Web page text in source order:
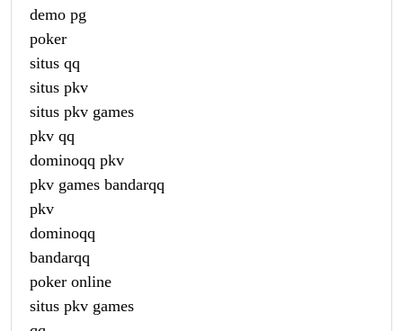
demo pg
poker
situs qq
situs pkv
situs pkv games
pkv qq
dominoqq pkv
pkv games bandarqq
pkv
dominoqq
bandarqq
poker online
situs pkv games